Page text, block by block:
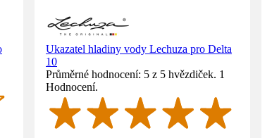
Ukazatel hladiny vody Lechuza pro Delta
10
Průměrné hodnocení: 5 z 5 hvězdiček. 1
Hodnocení.